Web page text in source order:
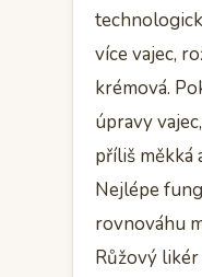
více vajec,
krémová.
úpravy
příliš měkká
Nejlépe
rovnováhu
Růžový